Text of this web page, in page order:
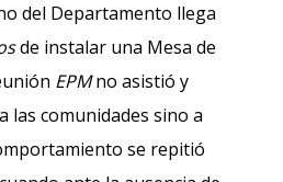
del Departamento llega
de instalar una Mesa de
EPMno asistió y
las comunidades sino a
se repitió